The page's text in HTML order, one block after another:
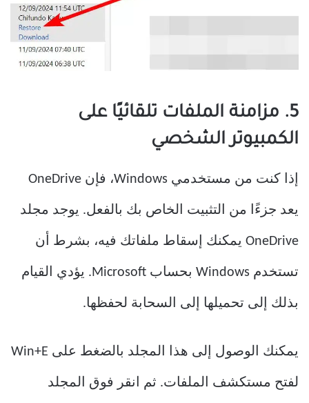
5. مزامنة الملفات تلقائيًا على
الكمبيوتر الشخصي
إذا كنت من مستخدمي Windows، فإن OneDrive
يعد جزءًا من التثبيت الخاص بك بالفعل. يوجد مجلد
OneDrive يمكنك إسقاط ملفاتك فيه، بشرط أن
تستخدم Windows بحساب Microsoft. يؤدي القيام
بذلك إلى تحميلها إلى السحابة لحفظها.
يمكنك الوصول إلى هذا المجلد بالضغط على Win+E
لفتح مستكشف الملفات. ثم انقر فوق المجلد